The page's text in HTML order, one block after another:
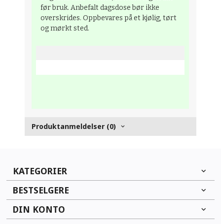
før bruk. Anbefalt dagsdose bør ikke
overskrides. Oppbevares på et kjølig, tørt
og mørkt sted.
Produktanmeldelser (0)
KATEGORIER
BESTSELGERE
DIN KONTO